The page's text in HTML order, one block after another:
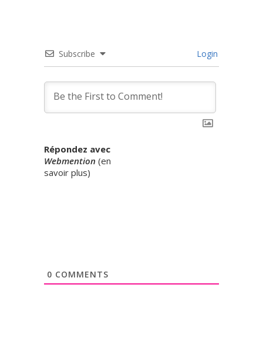
Subscribe Login
Répondez avec
Webmention (en
savoir plus)
0 COMMENTS